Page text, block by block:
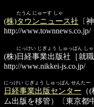
たうん にゅーす しゃ
(株)タウンニュース社 〔
http://www.townnews.co.jp/
にっけい じぎょう しゅっぱん しゃ
(株)日経事業出版社 ［就
http://www.nikkei-js.co.jp/
にっけい じぎょう しゅっぱん せんたー
日経事業出版センター
ム出版を移管）〔東京都